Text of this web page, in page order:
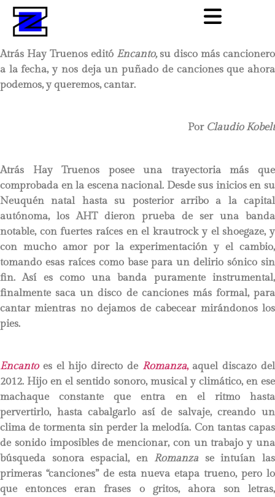
Atrás Hay Truenos editó Encanto,su disco más cancionero
a la fecha, y nos deja un puñado de canciones que ahora
podemos, y queremos, cantar.
Por Claudio Kobelt
Atrás Hay Truenos posee una trayectoria más que
comprobada en la escena nacional. Desde sus inicios en su
Neuquén natal hasta su posterior arribo a la capital
autónoma, los AHT dieron prueba de ser una banda
notable, con fuertes raíces en el krautrock y el shoegaze, y
con mucho amor por la experimentación y el cambio,
tomando esas raíces como base para un delirio sónico sin
fin. Así es como una banda puramente instrumental,
finalmente saca un disco de canciones más formal, para
cantar mientras no dejamos de cabecear mirándonos los
pies.
Encanto es el hijo directo de Romanza,aquel discazo del
2012. Hijo en el sentido sonoro, musical y climático, en ese
machaque constante que entra en el ritmo hasta
pervertirlo, hasta cabalgarlo así de salvaje, creando un
clima de tormenta sin perder la melodía. Con tantas capas
de sonido imposibles de mencionar, con un trabajo y una
búsqueda sonora espacial, en Romanza se intuían las
primeras “canciones” de esta nueva etapa trueno, pero lo
que entonces eran frases o gritos, ahora son letras,